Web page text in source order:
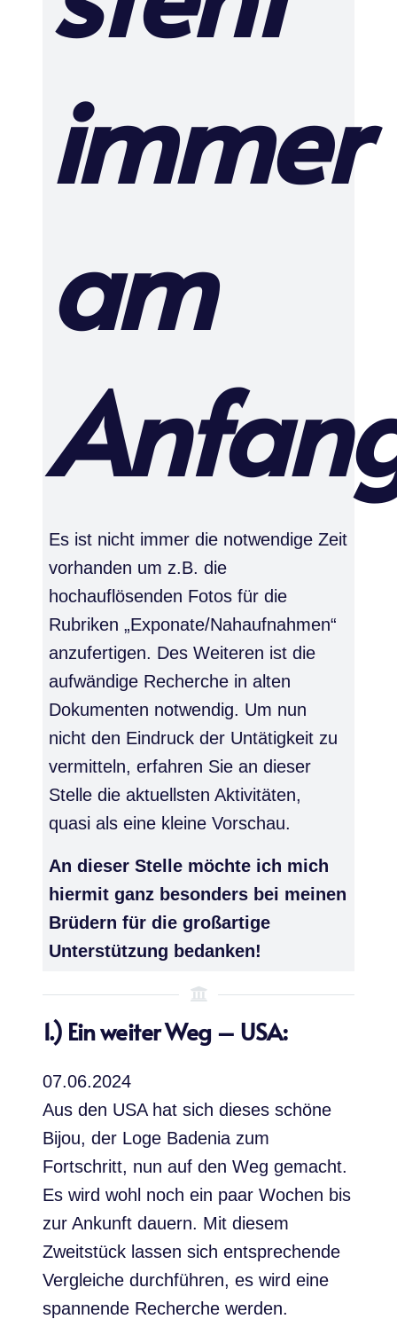
immer
am
Es ist nicht immer die notwendige Zeit
vorhanden um z.B. die
hochauflösenden Fotos für die
Rubriken „Exponate/Nahaufnahmen“
anzufertigen. Des Weiteren ist die
aufwändige Recherche in alten
Dokumenten notwendig. Um nun
nicht den Eindruck der Untätigkeit zu
vermitteln, erfahren Sie an dieser
Stelle die aktuellsten Aktivitäten,
quasi als eine kleine Vorschau.
An dieser Stelle möchte ich mich
hiermit ganz besonders bei meinen
Brüdern für die großartige
Unterstützung bedanken!
1.) Ein weiter Weg – USA:
07.06.2024
Aus den USA hat sich dieses schöne
Bijou, der Loge Badenia zum
Fortschritt, nun auf den Weg gemacht.
Es wird wohl noch ein paar Wochen bis
zur Ankunft dauern. Mit diesem
Zweitstück lassen sich entsprechende
Vergleiche durchführen, es wird eine
spannende Recherche werden.